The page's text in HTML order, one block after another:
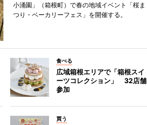
小涌園」（箱根町）で春の地域イベント「桜ま
つり・ベーカリーフェス」を開催する。
食べる
広域箱根エリアで「箱根スイ
ーツコレクション」 32店舗
参加
買う